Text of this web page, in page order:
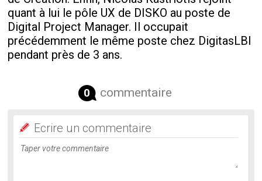
quant à lui le pôle UX de DISKO au poste de
Digital Project Manager. Il occupait
précédemment le même poste chez DigitasLBI
pendant près de 3 ans.
0 commentaire
Ecrire un commentaire